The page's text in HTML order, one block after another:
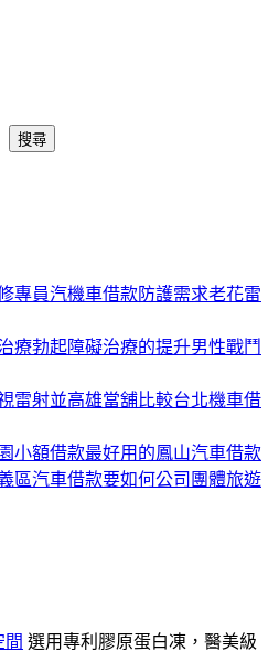
搜尋
專員汽機車借款防護需求老花雷
療勃起障礙治療的提升男性戰鬥
雷射並高雄當舖比較台北機車借
小額借款最好用的鳳山汽車借款
區汽車借款要如何公司團體旅遊
間 選用專利膠原蛋白凍，醫美級